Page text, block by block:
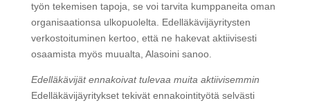
työn tekemisen tapoja, se voi tarvita kumppaneita oman
organisaationsa ulkopuolelta. Edelläkävijäyritysten
verkostoituminen kertoo, että ne hakevat aktiivisesti
osaamista myös muualta, Alasoini sanoo.
Edelläkävijät ennakoivat tulevaa muita aktiivisemmin
Edelläkävijäyritykset tekivät ennakointityötä selvästi